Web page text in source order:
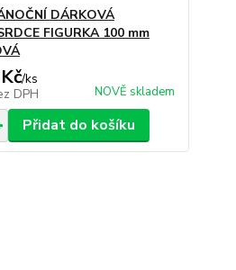
DÁRKOVÁ
FIGURKA 100 mm
/ks
DPH NOVĚ skladem
Přidat do košíku